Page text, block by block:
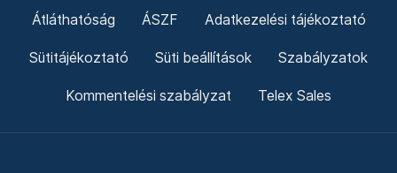
Átláthatóság ÁSZF Adatkezelési tájékoztató
Sütitájékoztató Süti beállítások Szabályzatok
Kommentelési szabályzat Telex Sales